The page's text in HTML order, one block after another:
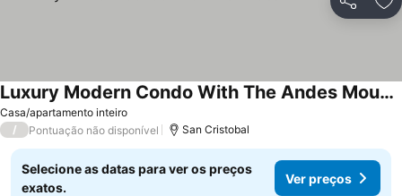
Partilhar
Casa/apartamento inteiro
Luxury Modern Condo With The Andes Mountains Viewn
Ver preços
/ Pontuação não disponível San Cristobal
Selecione as datas para ver os preços
exatos.
Ver preços